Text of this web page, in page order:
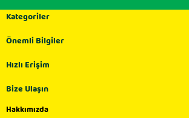
Kategoriler
Önemli Bilgiler
Hızlı Erişim
Bize Ulaşın
Hakkımızda